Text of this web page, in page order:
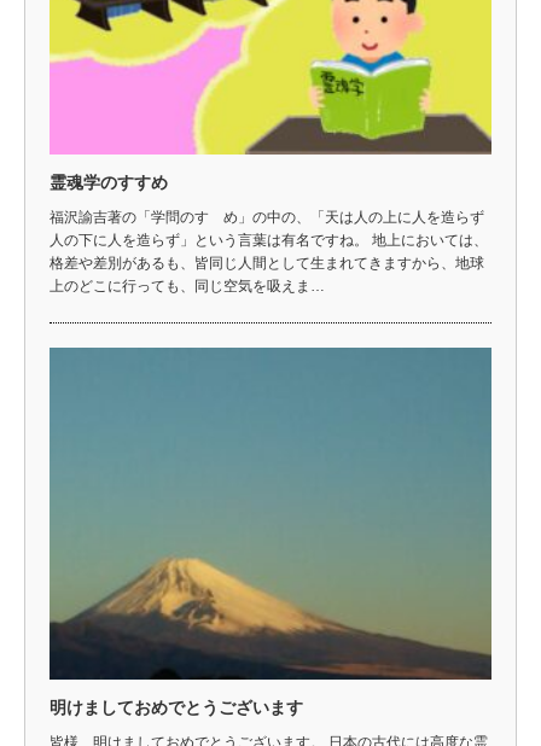
霊魂学のすすめ
福沢諭吉著の「学問のすゝめ」の中の、「天は人の上に人を造らず
人の下に人を造らず」という言葉は有名ですね。 地上においては、
格差や差別があるも、皆同じ人間として生まれてきますから、地球
上のどこに行っても、同じ空気を吸えま…
明けましておめでとうございます
皆様、明けましておめでとうございます。 日本の古代には高度な霊